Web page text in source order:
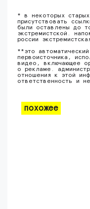
* в некоторых
присутствовать
были оставлены до
экстремистской.
россии
**это
первоисточника,
видео, включающее
о рекламе.
отношения к этой
ответственность и
похожее